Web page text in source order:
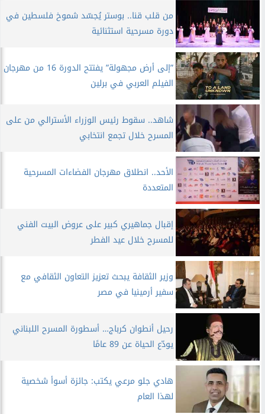
من قلب قنا.. بوستر يُجسّد شموخ فلسطين في
دورة مسرحية استثنائية
”إلى أرض مجهولة” يفتتح الدورة 16 من مهرجان
الفيلم العربي في برلين
شاهد.. سقوط رئيس الوزراء الأسترالي من على
المسرح خلال تجمع انتخابي
الأحد.. انطلاق مهرجان الفضاءات المسرحية
المتعددة
إقبال جماهيري كبير على عروض البيت الفني
للمسرح خلال عيد الفطر
وزير الثقافة يبحث تعزيز التعاون الثقافي مع
سفير أرمينيا في مصر
رحيل أنطوان كرباج… أسطورة المسرح اللبناني
يودّع الحياة عن 89 عامًا
هادي جلو مرعي يكتب: جائزة أسوأ شخصية
لهذا العام